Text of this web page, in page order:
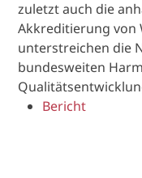
zuletzt auch die
Akkreditierung
unterstreichen die
bundesweiten
Bericht